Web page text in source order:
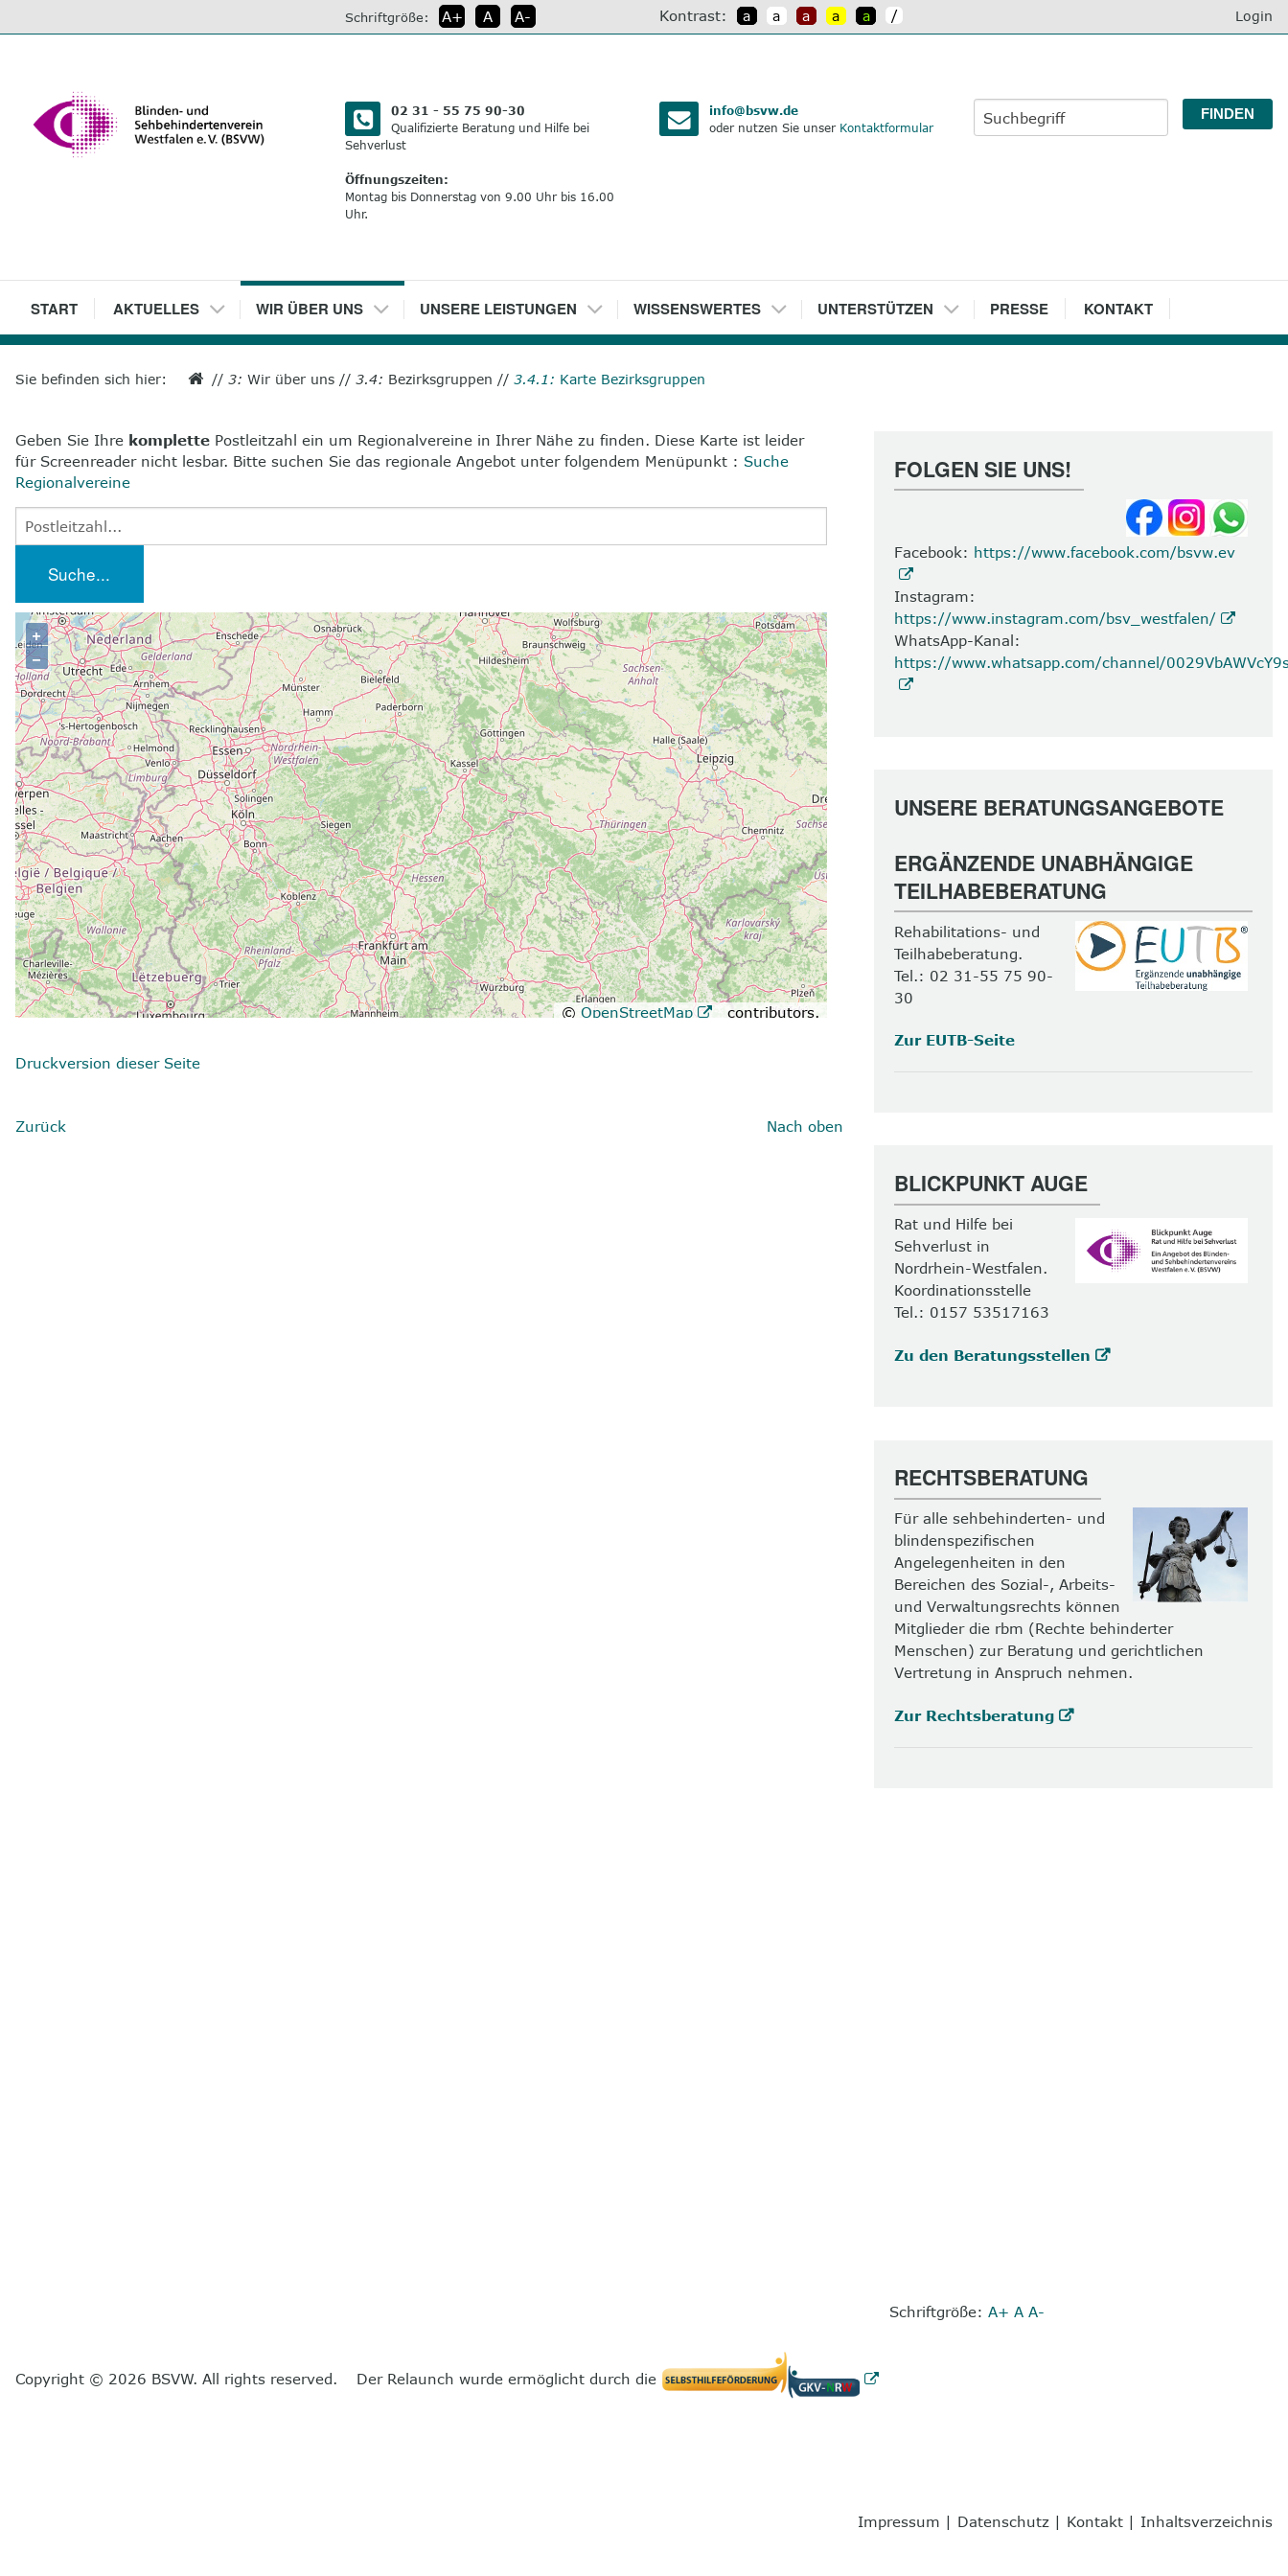
zum
Schriftgröße: A+ A A- Kontrast: a a a a a / Login
02 31 - 55 75 90-30
Qualifizierte Beratung und Hilfe bei
Sehverlust
Öffnungszeiten:
Montag bis Donnerstag von 9.00 Uhr bis 16.00
Uhr.
info@bsvw.de
oder nutzen Sie unser Kontaktformular
1
START 2
AKTUELLES 3
WIR ÜBER UNS 4
UNSERE LEISTUNGEN 5
WISSENSWERTES 6
UNTERSTÜTZEN 7
PRESSE 8
KONTAKT
Sie befinden sich hier: //3:Wir über uns //3.4: Bezirksgruppen //3.4.1: Karte Bezirksgruppen
Geben Sie Ihre komplette Postleitzahl ein um Regionalvereine in Ihrer Nähe zu finden. Diese Karte ist leider
für Screenreader nicht lesbar. Bitte suchen Sie das regionale Angebot unter folgendem Menüpunkt : Suche
Regionalvereine
Suche...
+
−
© OpenStreetMap contributors.
Druckversion dieser Seite
Zurück Nach oben
FOLGEN SIE UNS!
Facebook: https://www.facebook.com/bsvw.ev
Instagram:
https://www.instagram.com/bsv_westfalen/
WhatsApp-Kanal:
https://www.whatsapp.com/channel/
UNSERE BERATUNGSANGEBOTE
ERGÄNZENDE UNABHÄNGIGE
TEILHABEBERATUNG
Rehabilitations- und
Teilhabeberatung.
Tel.: 02 31-55 75 90-
30
Zur EUTB-Seite
BLICKPUNKT AUGE
Rat und Hilfe bei
Sehverlust in
Nordrhein-Westfalen.
Koordinationsstelle
Tel.: 0157 53517163
Zu den Beratungsstellen
RECHTSBERATUNG
Für alle sehbehinderten- und
blindenspezifischen
Angelegenheiten in den
Bereichen des Sozial-, Arbeits-
und Verwaltungsrechts können
Mitglieder die rbm (Rechte behinderter
Menschen) zur Beratung und gerichtlichen
Vertretung in Anspruch nehmen.
Zur Rechtsberatung
Copyright © 2026 BSVW. All rights reserved. Der Relaunch wurde ermöglicht durch die
Impressum Datenschutz Kontakt Inhaltsverzeichnis
Schriftgröße: A+ A A-